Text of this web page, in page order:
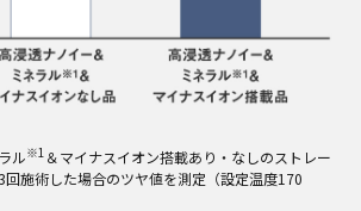
ル※1 ＆マイナスイオン搭載あり・なしのストレー
回施術した場合のツヤ値を測定（設定温度170